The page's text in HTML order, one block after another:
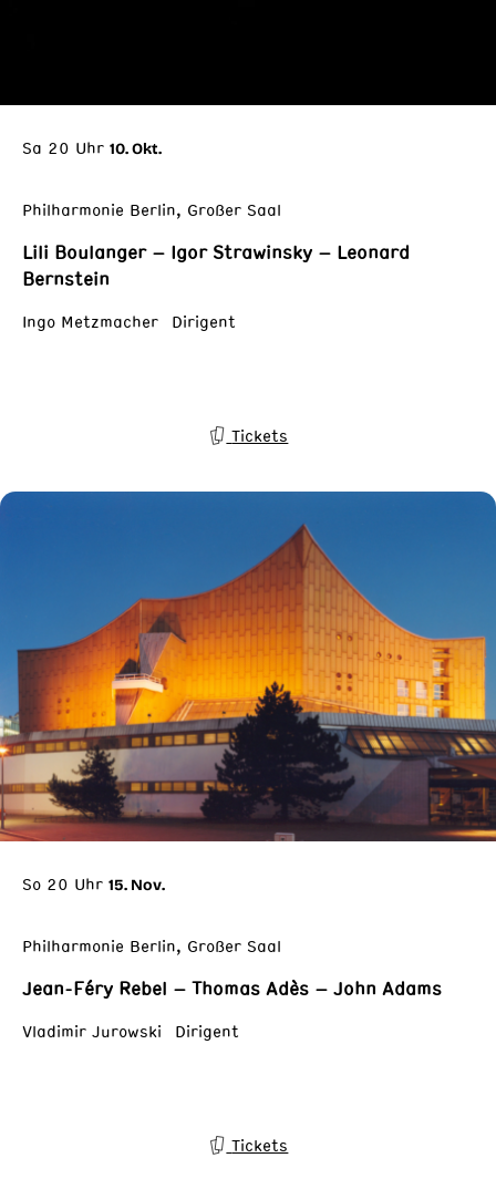
Sa 20 Uhr 10. Okt.
Philharmonie Berlin, Großer Saal
Lili Boulanger – Igor Strawinsky – Leonard
Bernstein
Ingo Metzmacher Dirigent
Tickets
So 20 Uhr 15. Nov.
Philharmonie Berlin, Großer Saal
Jean-Féry Rebel – Thomas Adès – John Adams
Vladimir Jurowski Dirigent
Tickets